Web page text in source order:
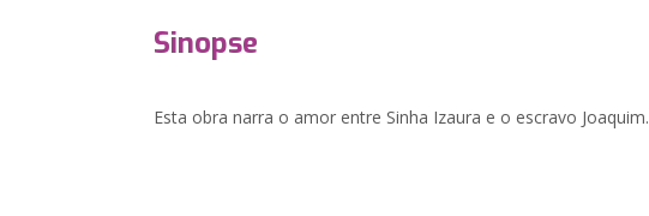
Sinopse
Esta obra narra o amor entre Sinha Izaura e o escravo Joaquim.